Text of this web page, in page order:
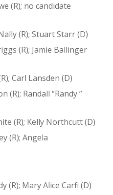
(R); no candidate
(R); Stuart Starr (D)
(R); Jamie Ballinger
Carl Lansden (D)
(R); Randall “Randy ”
(R); Kelly Northcutt (D)
(R); Angela
(R); Mary Alice Carfi (D)